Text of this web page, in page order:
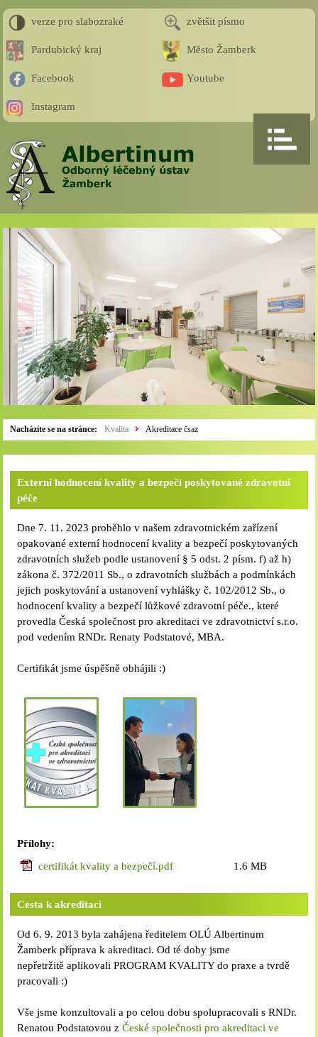
verze pro slabozraké zvětšit písmo
Pardubický kraj Město Žamberk
Facebook Youtube
Instagram
Nacházíte se na stránce: Kvalita Akreditace čsaz
Externí hodnocení kvality a bezpečí poskytované zdravotní
péče
Dne 7. 11. 2023 proběhlo v našem zdravotnickém zařízení
opakované externí hodnocení kvality a bezpečí poskytovaných
zdravotních služeb podle ustanovení § 5 odst. 2 písm. f) až h)
zákona č. 372/2011 Sb., o zdravotních službách a podmínkách
jejich poskytování a ustanovení vyhlášky č. 102/2012 Sb., o
hodnocení kvality a bezpečí lůžkové zdravotní péče., které
provedla Česká společnost pro akreditaci ve zdravotnictví s.r.o.
pod vedením RNDr. Renaty Podstatové, MBA.
Certifikát jsme úspěšně obhájili :)
Přílohy:
certifikát kvality a bezpečí.pdf
1.6 MB
Cesta k akreditaci
Od 6. 9. 2013 byla zahájena ředitelem OLÚ Albertinum
Žamberk příprava k akreditaci. Od té doby jsme
nepřetržitě aplikovali PROGRAM KVALITY do praxe a tvrdě
pracovali :)
Vše jsme konzultovali a po celou dobu spolupracovali s RNDr.
Renatou Podstatovou zČeské společnosti pro akreditaci ve